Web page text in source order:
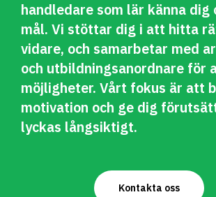
handledare som lär känna dig
mål. Vi stöttar dig i att hitta
vidare, och samarbetar med
och utbildningsanordnare för
möjligheter. Vårt fokus är att
motivation och ge dig
lyckas långsiktigt.
Kontakta oss